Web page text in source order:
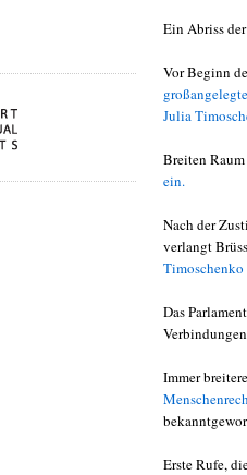
Ein Abriss
Vor Beginn
Julia
Breiten
ein.
Nach der
verlangt
Timoschenko
Das
Immer
Erste Rufe,